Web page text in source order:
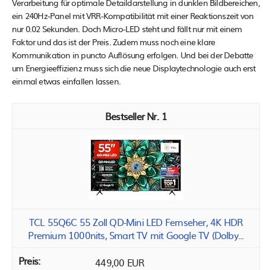
Verarbeitung für optimale Detaildarstellung in dunklen Bildbereichen,
ein 240Hz-Panel mit VRR-Kompatibilität mit einer Reaktionszeit von
nur 0.02 Sekunden. Doch Micro-LED steht und fällt nur mit einem
Faktor und das ist der Preis. Zudem muss noch eine klare
Kommunikation in puncto Auflösung erfolgen. Und bei der Debatte
um Energieeffizienz muss sich die neue Displaytechnologie auch erst
einmal etwas einfallen lassen.
1
TCL 55Q6C 55 Zoll QD-Mini LED Fernseher, 4K HDR
Premium 1000nits, Smart TV mit Google TV (Dolby...
449,00 EUR